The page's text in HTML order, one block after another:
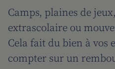
Camps, plaines de
extrascolaire ou
Cela fait du bien à vos
compter sur un